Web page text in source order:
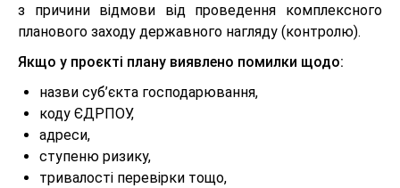
з причини відмови від проведення комплексного
планового заходу державного нагляду (контролю).
Якщо у проєкті плану виявлено помилки щодо:
назви суб’єкта господарювання,
коду ЄДРПОУ,
адреси,
ступеню ризику,
тривалості перевірки тощо,